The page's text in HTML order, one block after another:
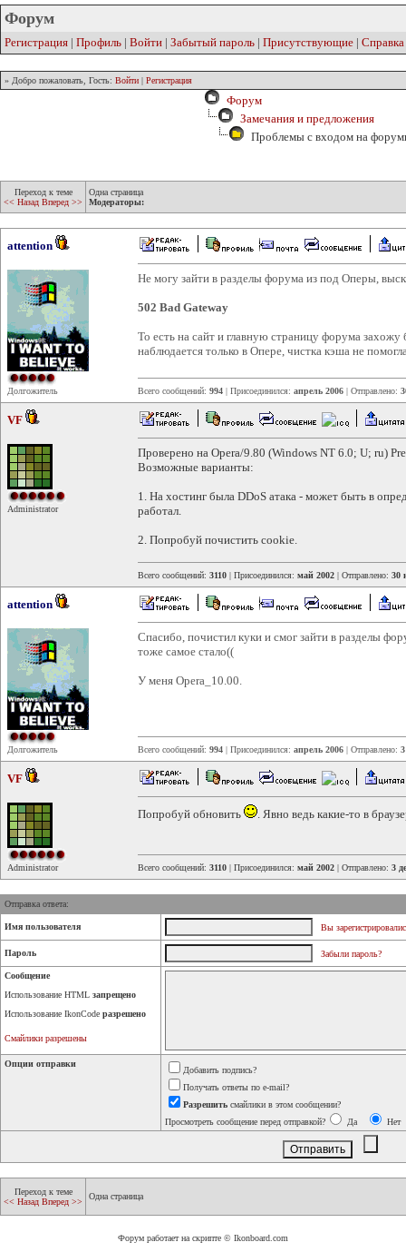
Форум
Регистрация | Профиль | Войти | Забытый пароль | Присутствующие | Справка
» Добро пожаловать, Гость: Войти | Регистрация
Форум
Замечания и предложения
Проблемы с входом на
Переход к теме
<< Назад Вперед >>
Одна страница
Модераторы:
attention
Долгожитель
Не могу зайти в разделы форума из под Оперы,
502 Bad Gateway
То есть на сайт и главную страницу форума
наблюдается только в Опере, чистка кэша не
Всего сообщений: 994 | Присоединился: апрель 2006 | Отправлено:
VF
Administrator
Проверено на Opera/9.80 (Windows NT 6.0; U; ru)
Возможные варианты:
1. На хостинг была DDoS атака - может быть в
работал.
2. Попробуй почистить cookie.
Всего сообщений: 3110 | Присоединился: май 2002 | Отправлено: 30
attention
Долгожитель
Спасибо, почистил куки и смог зайти в разделы
тоже самое стало((
У меня Opera_10.00.
Всего сообщений: 994 | Присоединился: апрель 2006 | Отправлено:
VF
Administrator
Попробуй обновить . Явно ведь какие-то в
Всего сообщений: 3110 | Присоединился: май 2002 | Отправлено: 3
Отправка ответа:
Имя пользователя Вы
Пароль Забыли пароль?
Сообщение
Использование HTML запрещено
Использование IkonCode разрешено
Смайлики разрешены
Опции отправки
Добавить подпись?
Получать ответы по e-mail?
Разрешить смайлики в этом сообщении?
Просмотреть сообщение перед отправкой?
Да Нет
Переход к теме
<< Назад Вперед >>
Одна страница
Форум работает на скрипте © Ikonboard.com